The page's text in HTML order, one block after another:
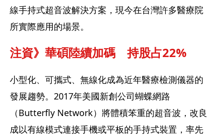
線手持式超音波解決方案，現今在台灣許多醫療院
所實際應用的場景。
注資》華碩陸續加碼　持股占22%
小型化、可攜式、無線化成為近年醫療檢測儀器的
發展趨勢。2017年美國新創公司蝴蝶網路
（Butterfly Network）將體積笨重的超音波，改良
成以有線模式連接手機或平板的手持式裝置，率先